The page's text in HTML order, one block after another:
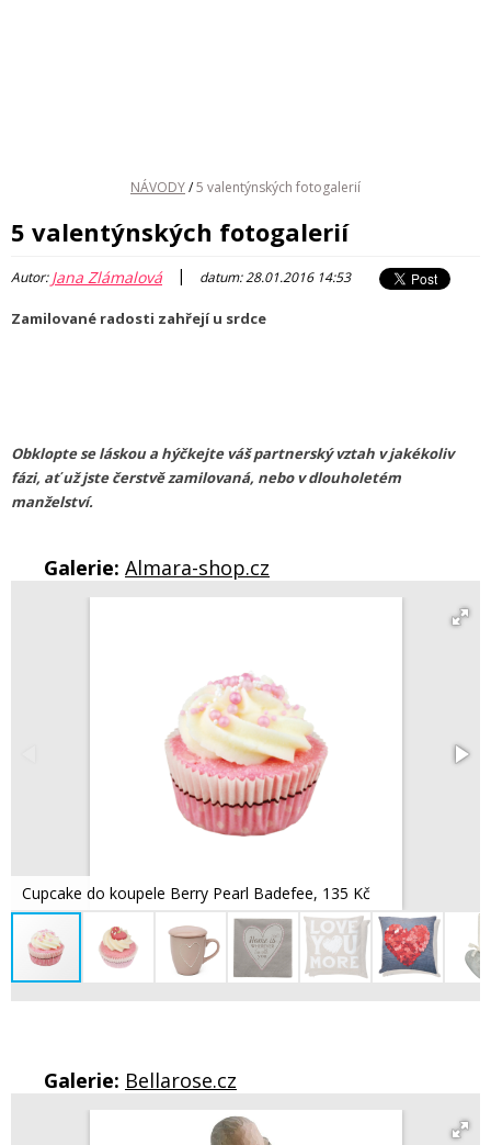
NÁVODY/5 valentýnských fotogalerií
5 valentýnských fotogalerií
Autor:Jana Zlámalová | datum: 28.01.2016 14:53
Zamilované radosti zahřejí u srdce
Obklopte se láskou a hýčkejte váš partnerský vztah v jakékoliv
fázi, ať už jste čerstvě zamilovaná, nebo v dlouholetém
manželství.
Galerie: Almara-shop.cz
Cupcake do koupele Berry Pearl Badefee, 135 Kč
Galerie: Bellarose.cz